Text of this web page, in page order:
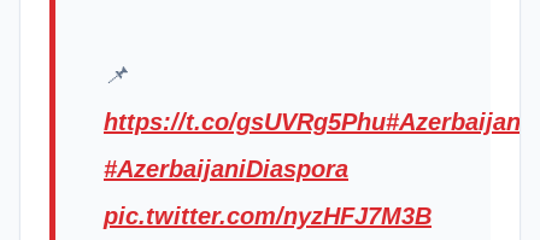
📌
https://t.co/gsUVRg5Phu#Azerbaijan
#AzerbaijaniDiaspora
pic.twitter.com/nyzHFJ7M3B